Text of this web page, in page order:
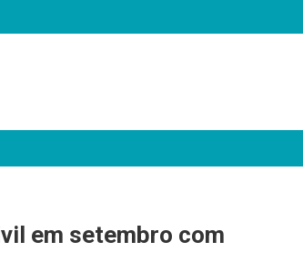
em setembro com